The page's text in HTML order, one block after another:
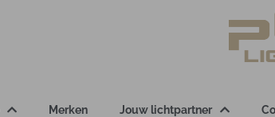
Merken Jouw lichtpartner